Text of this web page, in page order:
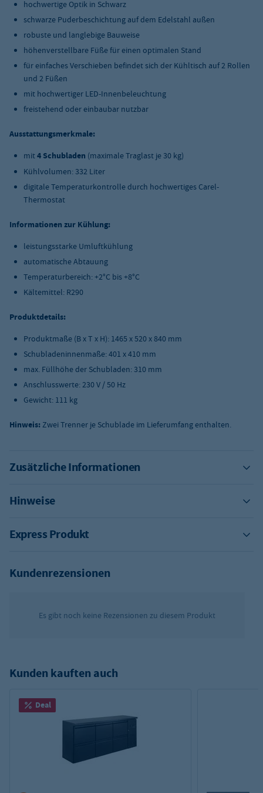
hochwertige Optik in Schwarz
schwarze Puderbeschichtung auf dem Edelstahl außen
robuste und langlebige Bauweise
höhenverstellbare Füße für einen optimalen Stand
für einfaches Verschieben befindet sich der Kühltisch auf 2 Rollen
und 2 Füßen
mit hochwertiger LED-Innenbeleuchtung
freistehend oder einbaubar nutzbar
Ausstattungsmerkmale:
mit4 Schubladen (maximale Traglast je 30 kg)
Kühlvolumen: 332 Liter
digitale Temperaturkontrolle durch hochwertiges Carel-
Thermostat
Informationen zur Kühlung:
leistungsstarke Umluftkühlung
automatische Abtauung
Temperaturbereich: +2°C bis +8°C
Kältemittel: R290
Produktdetails:
Produktmaße (B x T x H): 1465 x 520 x 840 mm
Schubladeninnenmaße: 401 x 410 mm
max. Füllhöhe der Schubladen: 310 mm
Anschlusswerte: 230 V / 50 Hz
Gewicht: 111 kg
Hinweis:Zwei Trenner je Schublade im Lieferumfang enthalten.
Zusätzliche Informationen
Hinweise
Express Produkt
Kundenrezensionen
Es gibt noch keine Rezensionen zu diesem Produkt
Kunden kauften auch
Deal